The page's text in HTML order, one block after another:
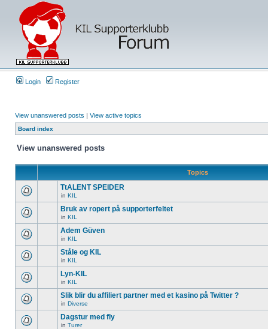
Login Register
View unanswered posts | View active topics
Board index
View unanswered posts
Topics
TtALENT SPEIDER
in KIL
Bruk av ropert på supporterfeltet
in KIL
Adem Güven
in KIL
Ståle og KIL
in KIL
Lyn-KIL
in KIL
Slik blir du affiliert partner med et kasino på Twitter ?
in Diverse
Dagstur med fly
in Turer